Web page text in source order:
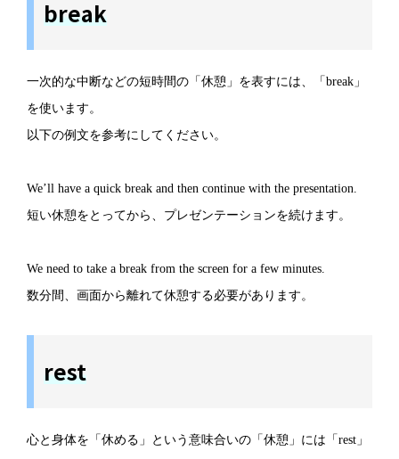
break
一次的な中断などの短時間の「休憩」を表すには、「break」
を使います。
以下の例文を参考にしてください。
We’ll have a quick break and then continue with the presentation.
短い休憩をとってから、プレゼンテーションを続けます。
We need to take a break from the screen for a few minutes.
数分間、画面から離れて休憩する必要があります。
rest
心と身体を「休める」という意味合いの「休憩」には「rest」